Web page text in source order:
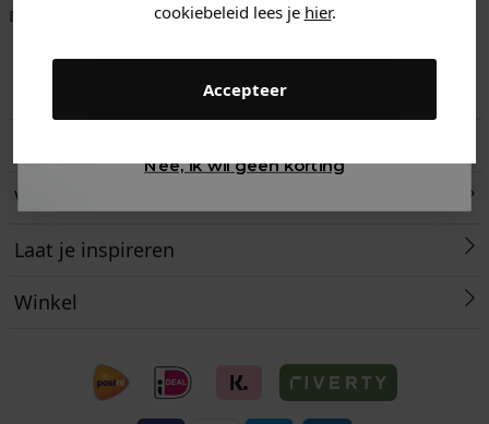
cookiebeleid lees je hier.
Accepteer
Betaal achteraf met
Voor 23:59 besteld
Klanten beoordelen
Verzend- en retourinformatie
Laat je inspireren
Winkel
Gewoon rondkijken
Nee, ik wil geen korting